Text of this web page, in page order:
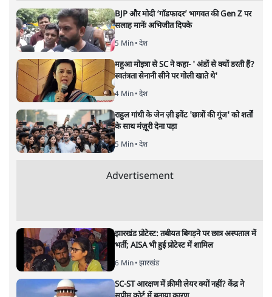
यह बजट नीतिगत नतीजों से ज़्यादा घोषणाओं पर टिका क्यों दिखता
है? आंकड़ों, ज़मीनी हकीकत और वादों के बीच घोषणा-प्रधान बजट
की आलोचनात्मक पड़ताल।
केंद्रीय वित्तमंत्री निर्मला सीतारमण द्वारासंसद में प्रस्तुत साल
2026—27 का केंद्रीय बजट बीजेपी और प्रधानमंत्री नरेंद्र मोदी
द्वारा साल 2014 में जारी घोषणा पत्र की तरह वायदों का पुलिंदा
है। बजट में अधिकांश योजनाओं का साल—दो साल में तो
होना है। इसी तरह रोजगार संवर्धन के दावे वाली पर्यटन सुविधाओं
के विस्तार एवं उनके लिए टूरिस्ट गाइड आदि के प्रशिक्षण एवं पैरा
मेडिकल सेवाओं के लिए प्रशिक्षण सुविधाओं की स्थापना अथवा
विस्तार एवं क्लाउड कंप्यूटिंग नेटवर्क के विस्तार के लिए स्वदेशी